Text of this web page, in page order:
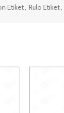
Etiket, Rulo Etiket,